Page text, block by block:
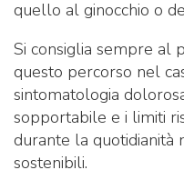
quello al ginocchio o
Si consiglia sempre al
questo percorso nel
sintomatologia
sopportabile e i limiti
durante la quotidianità
sostenibili.